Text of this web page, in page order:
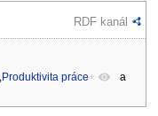
RDF kanál
Produktivita práce+
a